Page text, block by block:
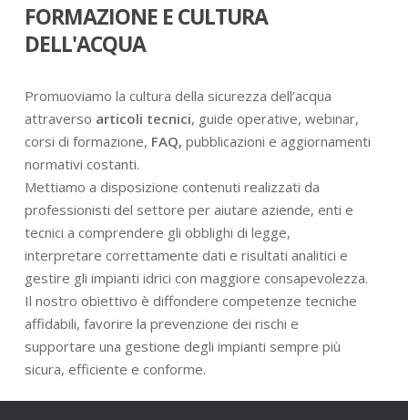
FORMAZIONE E CULTURA
DELL'ACQUA
Promuoviamo la cultura della sicurezza dell’acqua
attraverso articoli tecnici, guide operative, webinar,
corsi di formazione, FAQ, pubblicazioni e aggiornamenti
normativi costanti.
Mettiamo a disposizione contenuti realizzati da
professionisti del settore per aiutare aziende, enti e
tecnici a comprendere gli obblighi di legge,
interpretare correttamente dati e risultati analitici e
gestire gli impianti idrici con maggiore consapevolezza.
Il nostro obiettivo è diffondere competenze tecniche
affidabili, favorire la prevenzione dei rischi e
supportare una gestione degli impianti sempre più
sicura, efficiente e conforme.